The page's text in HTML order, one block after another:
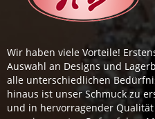
Wir haben viele Vorteile!
Auswahl an Designs und
alle unterschiedlichen
hinaus ist unser Schmuck zu
und in hervorragender